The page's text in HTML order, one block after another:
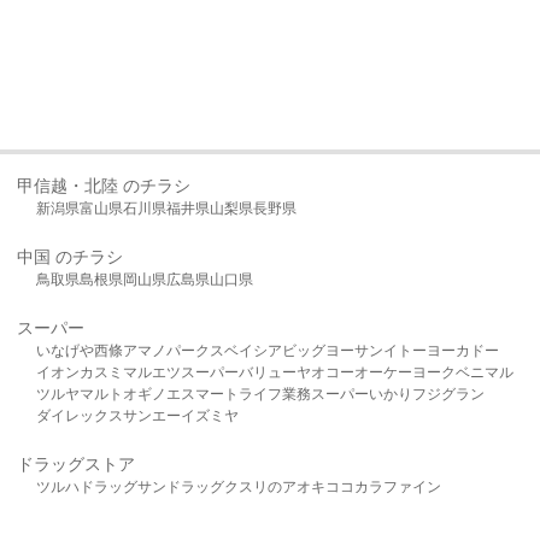
甲信越・北陸 のチラシ
新潟県富山県石川県福井県山梨県長野県
中国 のチラシ
鳥取県島根県岡山県広島県山口県
スーパー
いなげや西條アマノパークスベイシア ビッグヨーサンイトーヨーカドー
イオンカスミ マルエツスーパーバリューヤオコーオーケー ヨークベニマル
ツルヤマルト オギノ エスマート ライフ業務スーパーいかり フジグラン
ダイレックスサンエーイズミヤ
ドラッグストア
ツルハドラッグサンドラッグクスリのアオキ ココカラファイン